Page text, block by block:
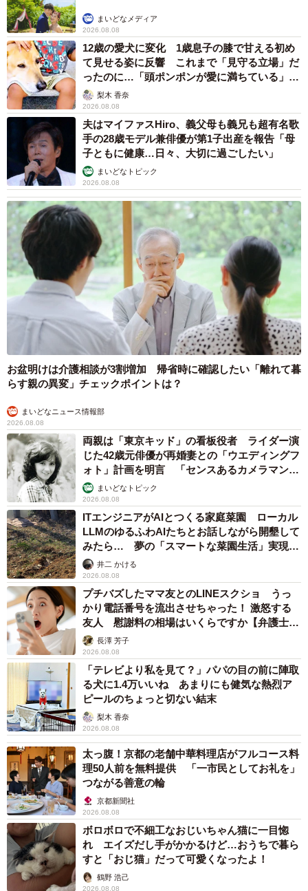
https://www.matatabi-shoukai.com/
まいどなメディア
2026.08.08
12歳の愛犬に変化 1歳息子の膝で甘える初め
て見せる姿に反響 これまで「見守る立場」だ
ったのに…「頭ポンポンが愛に満ちている」
「尊…」
梨木 香奈
2026.08.08
夫はマイファスHiro、義父母も義兄も超有名歌
手の28歳モデル兼俳優が第1子出産を報告「母
子ともに健康…日々、大切に過ごしたい」
まいどなトピック
2026.08.08
お盆明けは介護相談が3割増加 帰省時に確認したい「離れて暮
らす親の異変」チェックポイントは？
まいどなニュース情報部
2026.08.08
両親は「東京キッド」の看板役者 ライダー演
じた42歳元俳優が再婚妻との「ウエディングフ
ォト」計画を明言 「センスあるカメラマン求
む」まいどなトピック
2026.08.08
ITエンジニアがAIとつくる家庭菜園 ローカル
LLMのゆるふわAIたちとお話しながら開墾して
みたら… 夢の「スマートな菜園生活」実現な
るか井二 かける
2026.08.08
プチバズしたママ友とのLINEスクショ うっ
かり電話番号を流出させちゃった！ 激怒する
友人 慰謝料の相場はいくらですか【弁護士が
解説】長澤 芳子
2026.08.08
「テレビより私を見て？」パパの目の前に陣取
る犬に1.4万いいね あまりにも健気な熱烈ア
ピールのちょっと切ない結末
梨木 香奈
2026.08.08
太っ腹！京都の老舗中華料理店がフルコース料
理50人前を無料提供 「一市民としてお礼を」
つながる善意の輪
京都新聞社
2026.08.08
ボロボロで不細工なおじいちゃん猫に一目惚
れ エイズだし手がかかるけど…おうちで暮ら
すと「おじ猫」だって可愛くなったよ！
鶴野 浩己
2026.08.08